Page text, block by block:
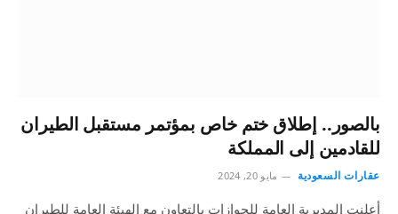
بالصور.. إطلاق ختم خاص بمؤتمر مستقبل الطيران
للقادمين إلى المملكة
عقارات السعودية مايو 20, 2024
أعلنت المديرية العامة للجوازات بالتعاون مع الهيئة العامة للطيران